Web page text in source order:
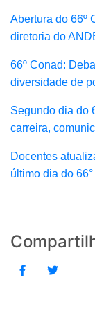
Abertura do 66º
diretoria do
66º Conad:
diversidade de
Segundo dia do
carreira,
Docentes
último dia do